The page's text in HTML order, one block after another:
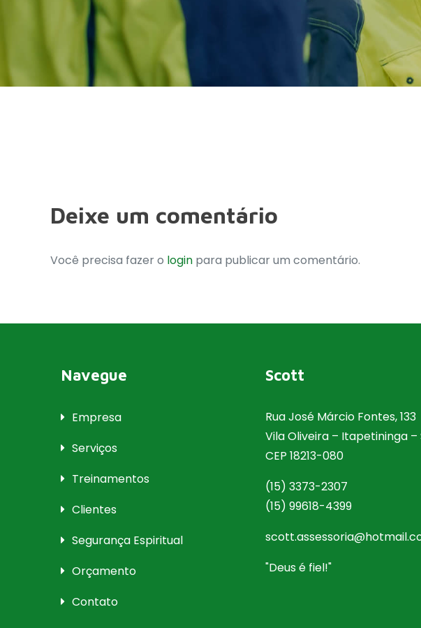
Deixe um comentário
Você precisa fazer o login para publicar um comentário.
Navegue
Empresa
Serviços
Treinamentos
Clientes
Segurança Espiritual
Orçamento
Contato
Scott
Rua José Márcio Fontes, 133
Vila Oliveira – Itapetininga –
CEP 18213-080
(15) 3373-2307
(15) 99618-4399
"Deus é fiel!"